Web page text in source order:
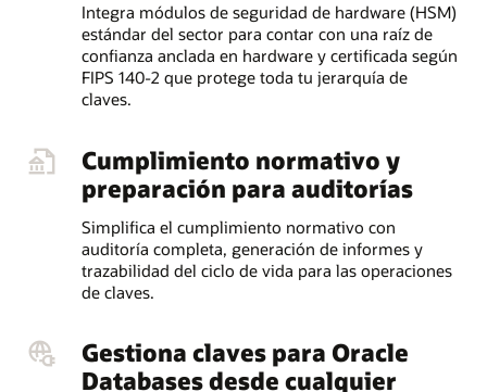
Integra módulos de seguridad de hardware (HSM)
estándar del sector para contar con una raíz de
confianza anclada en hardware y certificada según
FIPS 140-2 que protege toda tu jerarquía de
claves.
Cumplimiento normativo y
preparación para auditorías
Simplifica el cumplimiento normativo con
auditoría completa, generación de informes y
trazabilidad del ciclo de vida para las operaciones
de claves.
Gestiona claves para Oracle
Databases desde cualquier